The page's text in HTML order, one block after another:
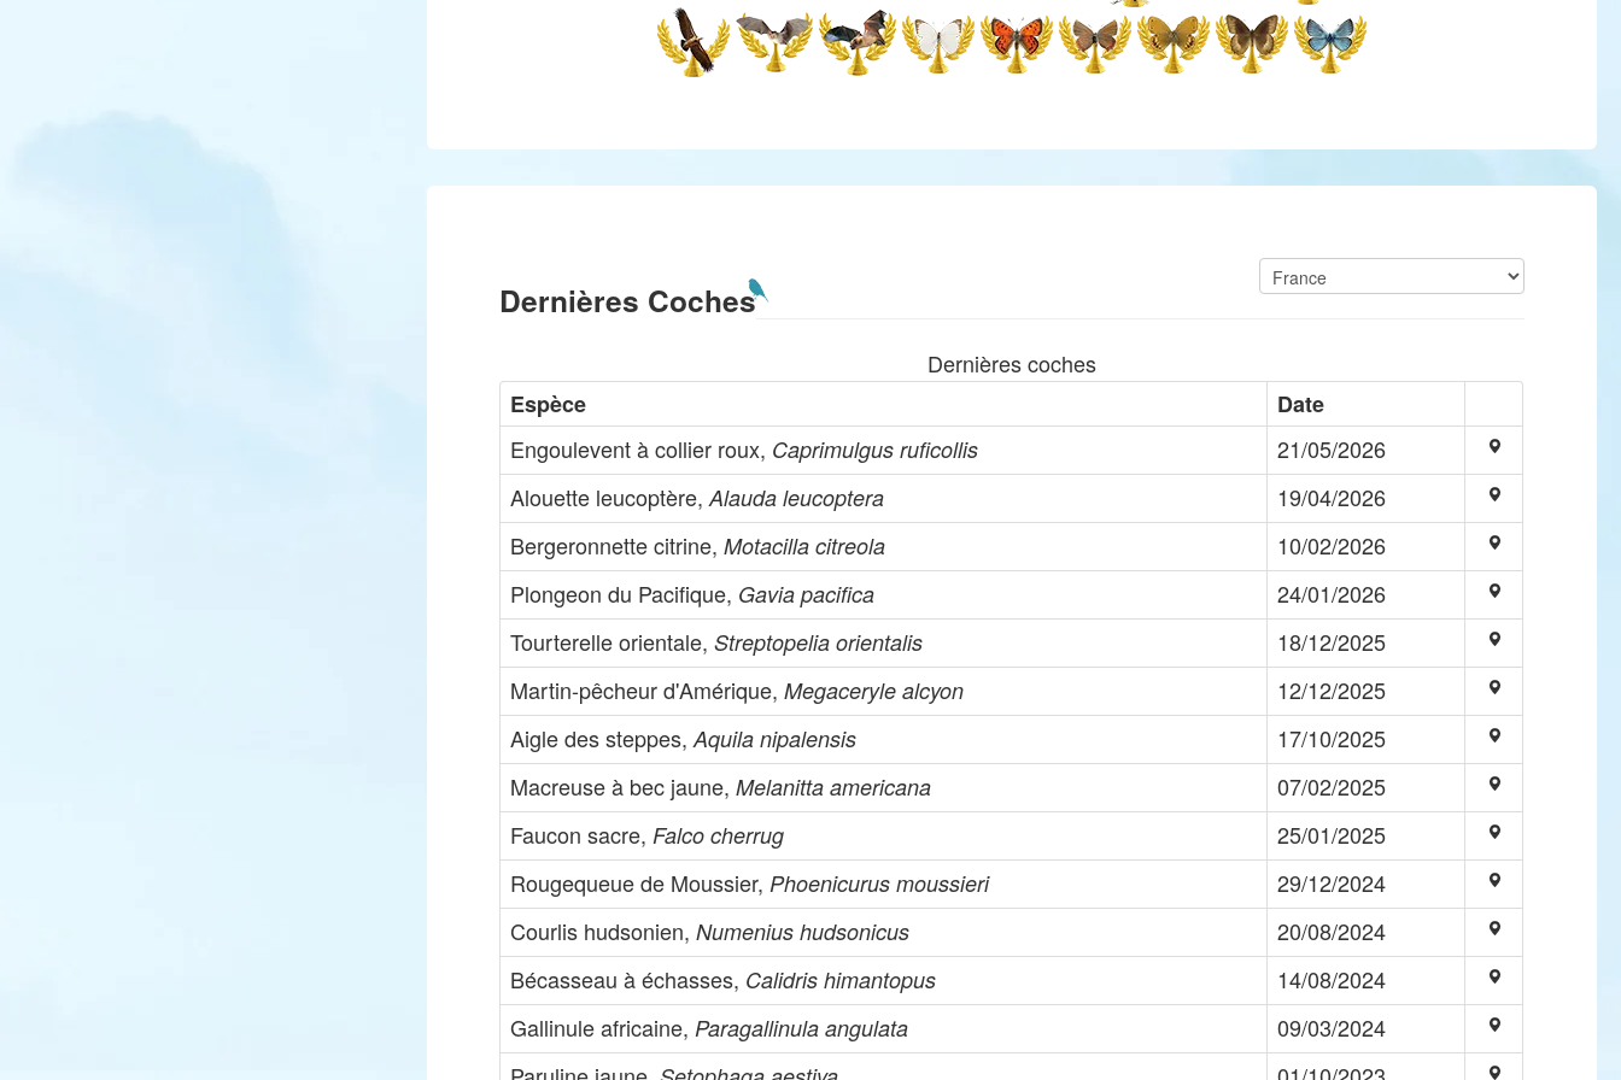
Dernières Coches
Dernières coches
Espèce
Date
Engoulevent à collier roux, Caprimulgus ruficollis
21/05/2026
Alouette leucoptère,Alauda leucoptera
19/04/2026
Bergeronnette citrine,Motacilla citreola
10/02/2026
Plongeon du Pacifique, Gavia pacifica
24/01/2026
Tourterelle orientale,Streptopelia orientalis
18/12/2025
Martin-pêcheur d'Amérique,Megaceryle alcyon
12/12/2025
Aigle des steppes,Aquila nipalensis
17/10/2025
Macreuse à bec jaune,Melanitta americana
07/02/2025
Faucon sacre, Falco cherrug
25/01/2025
Rougequeue de Moussier, Phoenicurus moussieri
29/12/2024
Courlis hudsonien,Numenius hudsonicus
20/08/2024
Bécasseau à échasses, Calidris himantopus
14/08/2024
Gallinule africaine, Paragallinula angulata
09/03/2024